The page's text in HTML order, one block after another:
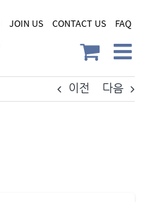
JOIN US CONTACT US FAQ
이전 다음